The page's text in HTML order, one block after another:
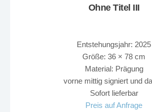
Ohne Titel III
Entstehungsjahr: 2025
Größe: 36 × 78 cm
Material: Prägung
vorne mittig signiert und
Sofort lieferbar
Preis auf Anfrage